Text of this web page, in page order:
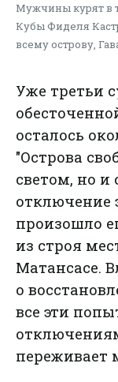
Мужчины курят в
Кубы Фиделя
всему острову,
Уже третьи
осталось
"Острова
светом, но и
отключение
произошло
из строя
Матансасе.
о
все эти
переживает